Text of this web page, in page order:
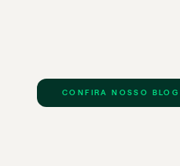
CONFIRA NOSSO BLOG